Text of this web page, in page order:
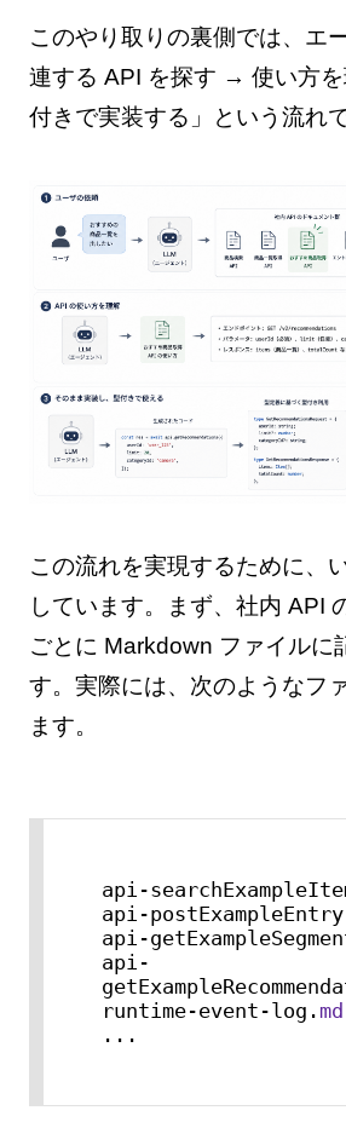
このやり取りの裏側では、エ
連する API を探す → 使い方
付きで実装する」という流れ
この流れを実現するために、
しています。まず、社内 API
ごとに Markdown ファイルに
す。実際には、次のようなフ
ます。
api-
api-
api-
api-
runtime-event-log. md
...